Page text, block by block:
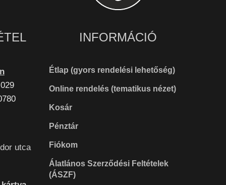
utca
INFORMÁCIÓ
Étlap (gyors rendelési lehetőség)
Online rendelés (tematikus nézet)
Kosár
Pénztár
Fiókom
Álatlános Szerződési Feltételek
(ÁSZF)